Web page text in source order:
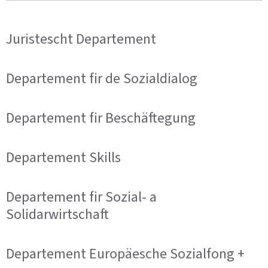
Juristescht Departement
Departement fir de Sozialdialog
Departement fir Beschäftegung
Departement Skills
Departement fir Sozial- a
Solidarwirtschaft
Departement Europäesche Sozialfong +